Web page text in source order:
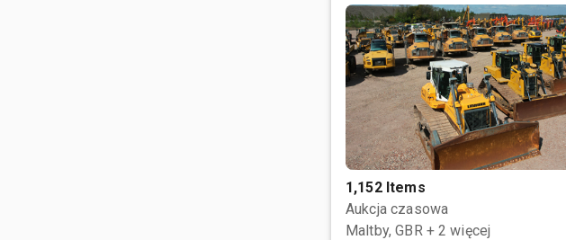
1,152 Items
Aukcja czasowa
Maltby, GBR + 2 więcej